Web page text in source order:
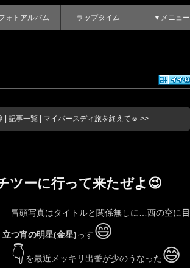
ォトアルバム ラップタイム ▼メニュー
| 記事一覧 | マイバースディ旅を終えて☺️ >>
ツーに行って来たぜよ😉
冒頭写真はタイトルと関係無しに…西の空に 目
立つ宵の明星(金星)っす😄
👇 を最近メッキリ出番が少のうなった 😅